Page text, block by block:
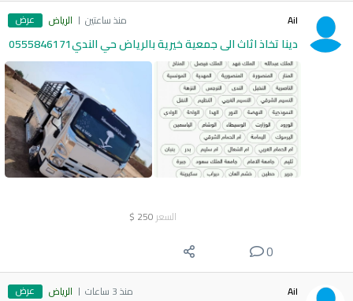
Ail منذ ساعتين الرياض عرض
دينا تخاذ اثاث الى جمعية خيرية بالرياض حي الندي0555846171
السعر 250
$
0
Ail منذ 3 ساعات الرياض عرض